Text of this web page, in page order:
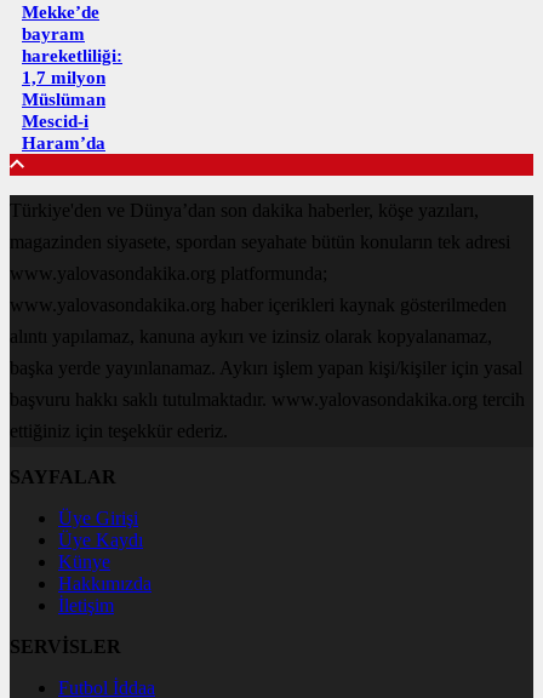
Mekke’de
bayram
hareketliliği:
1,7 milyon
Müslüman
Mescid-i
Haram’da
Türkiye'den ve Dünya’dan son dakika haberler, köşe yazıları,
magazinden siyasete, spordan seyahate bütün konuların tek adresi
www.yalovasondakika.org platformunda;
www.yalovasondakika.org haber içerikleri kaynak gösterilmeden
alıntı yapılamaz, kanuna aykırı ve izinsiz olarak kopyalanamaz,
başka yerde yayınlanamaz. Aykırı işlem yapan kişi/kişiler için yasal
başvuru hakkı saklı tutulmaktadır. www.yalovasondakika.org tercih
ettiğiniz için teşekkür ederiz.
SAYFALAR
Üye Girişi
Üye Kaydı
Künye
Hakkımızda
İletişim
SERVİSLER
Futbol İddaa